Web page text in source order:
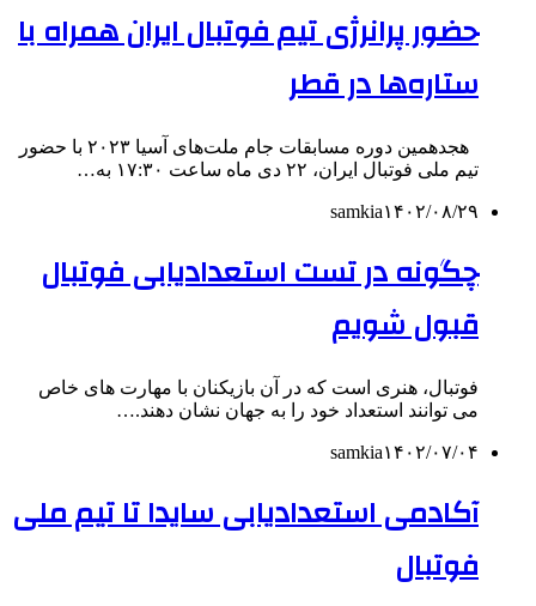
حضور پرانرژی تیم فوتبال ایران همراه با
ستاره‌ها در قطر
هجدهمین دوره مسابقات جام ملت‌های آسیا ۲۰۲۳ با حضور
تیم ملی فوتبال ایران، ۲۲ دی ماه ساعت ۱۷:۳۰ به…
samkia۱۴۰۲/۰۸/۲۹
چگونه در تست استعدادیابی فوتبال
قبول شویم
فوتبال، هنری است که در آن بازیکنان با مهارت های خاص
می‌ توانند استعداد خود را به جهان نشان دهند.…
samkia۱۴۰۲/۰۷/۰۴
آکادمی استعدادیابی سایدا تا تیم ملی
فوتبال